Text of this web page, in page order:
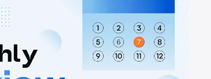
PancakeSwap V2.